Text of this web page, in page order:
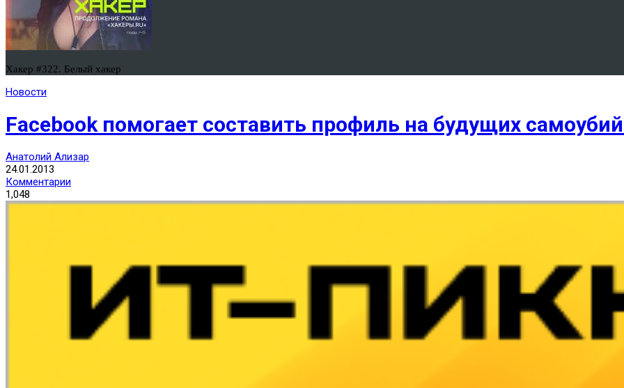
Хакер #322. Белый хакер
Новости
Facebook помогает составить профиль на будущих
Анатолий Ализар
24.01.2013
Комментарии
1,048